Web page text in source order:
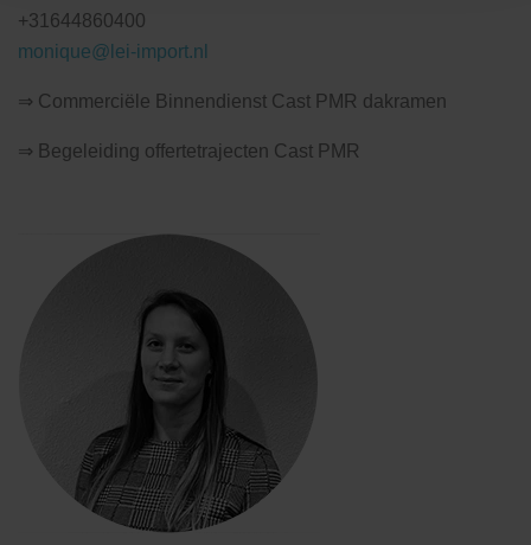
+31644860400
monique@lei-import.nl
⇒ Commerciële Binnendienst Cast PMR dakramen
⇒ Begeleiding offertetrajecten Cast PMR